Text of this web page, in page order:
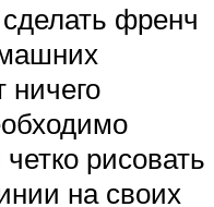
френч
ничего
рисовать
на своих